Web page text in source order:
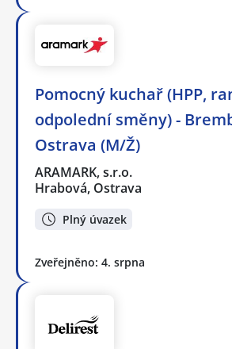
Pomocný kuchař (HPP,
odpolední směny) -
Ostrava (M/Ž)
ARAMARK, s.r.o.
Hrabová, Ostrava
Plný úvazek
Zveřejněno: 4. srpna